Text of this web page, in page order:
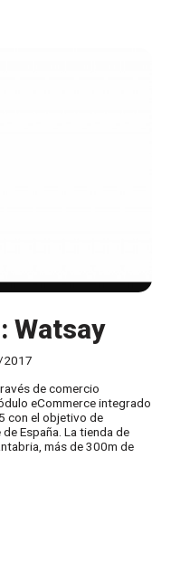
Watsay
de comercio
eCommerce integrado
con el objetivo de
España. La tienda de
más de 300m de